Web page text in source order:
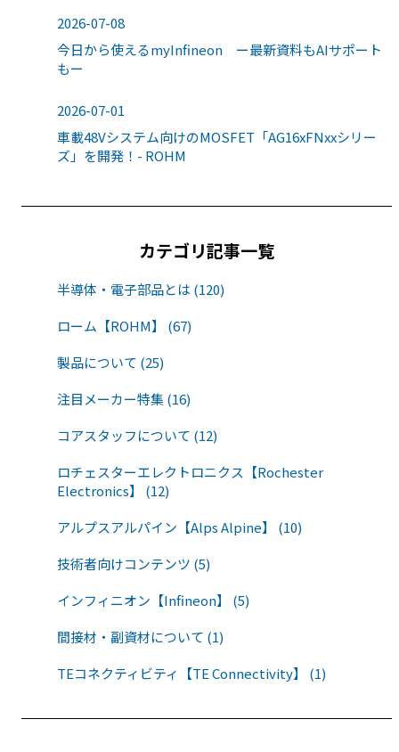
2026-07-08
今日から使えるmyInfineon ー最新資料もAIサポート
もー
2026-07-01
車載48Vシステム向けのMOSFET「AG16xFNxxシリー
ズ」を開発！- ROHM
カテゴリ記事一覧
半導体・電子部品とは (120)
ローム【ROHM】 (67)
製品について (25)
注目メーカー特集 (16)
コアスタッフについて (12)
ロチェスターエレクトロニクス【Rochester
Electronics】 (12)
アルプスアルパイン【Alps Alpine】 (10)
技術者向けコンテンツ (5)
インフィニオン【Infineon】 (5)
間接材・副資材について (1)
TEコネクティビティ【TE Connectivity】 (1)